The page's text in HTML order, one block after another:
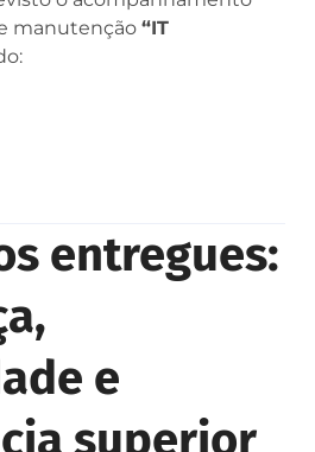
manutenção “IT
entregues:
e
superior